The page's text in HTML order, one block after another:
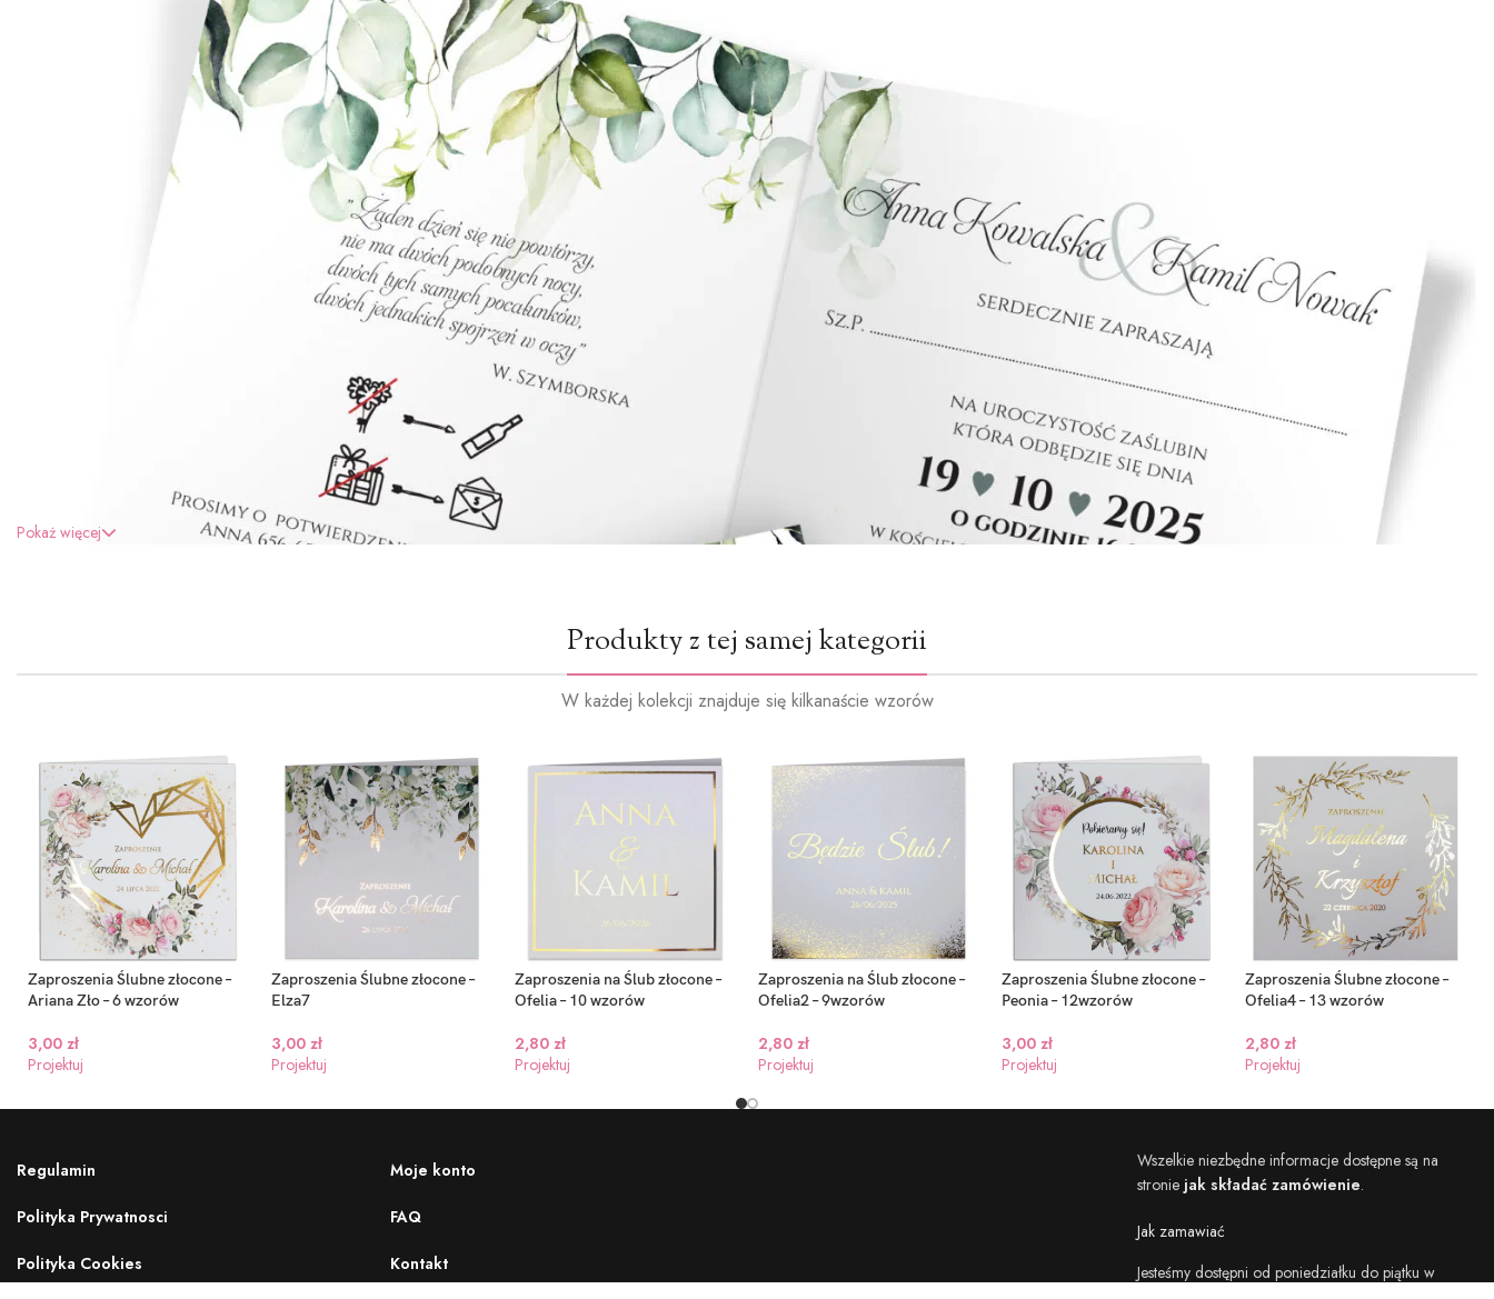
Pokaż więcej
Produkty z tej samej kategorii
W każdej kolekcji znajduje się kilkanaście wzorów
Zaproszenia Ślubne złocone –
Ariana Zło – 6 wzorów
3,00 zł
Projektuj
Zaproszenia Ślubne złocone –
Elza7
3,00 zł
Projektuj
Zaproszenia na Ślub złocone –
Ofelia – 10 wzorów
2,80 zł
Projektuj
Zaproszenia na Ślub złocone –
Ofelia2 – 9wzorów
2,80 zł
Projektuj
Zaproszenia Ślubne złocone –
Peonia – 12wzorów
3,00 zł
Projektuj
Zaproszenia Ślubne złocone –
Ofelia4 – 13 wzorów
2,80 zł
Projektuj
Regulamin
Polityka Prywatnosci
Polityka Cookies
Moje konto
FAQ
Kontakt
Wszelkie niezbędne informacje dostępne są na
stronie jak składać zamówienie.
Jak zamawiać
Jesteśmy dostępni od poniedziałku do piątku w